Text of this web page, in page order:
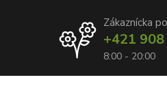
Zákaznícka
+421
8:00 - 20:00